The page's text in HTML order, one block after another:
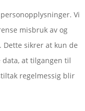
Vi
misbruk av og
sikrer at kun de
at tilgangen til
regelmessig blir